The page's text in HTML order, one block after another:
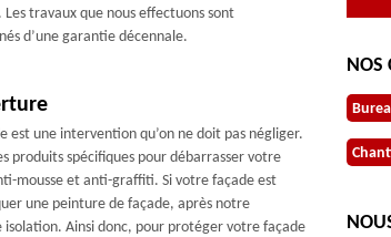
travaux que nous effectuons sont
d’une garantie décennale.
une intervention qu’on ne doit pas négliger.
produits spécifiques pour débarrasser votre
mousse et anti-graffiti. Si votre façade est
une peinture de façade, après notre
Ainsi donc, pour protéger votre façade
NOS